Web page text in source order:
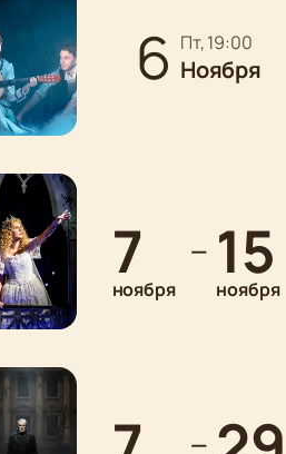
6 пт, 19:00
Ноября
7
ноября
— 15
ноября
—